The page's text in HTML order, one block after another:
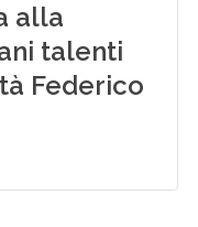
alla
talenti
Federico